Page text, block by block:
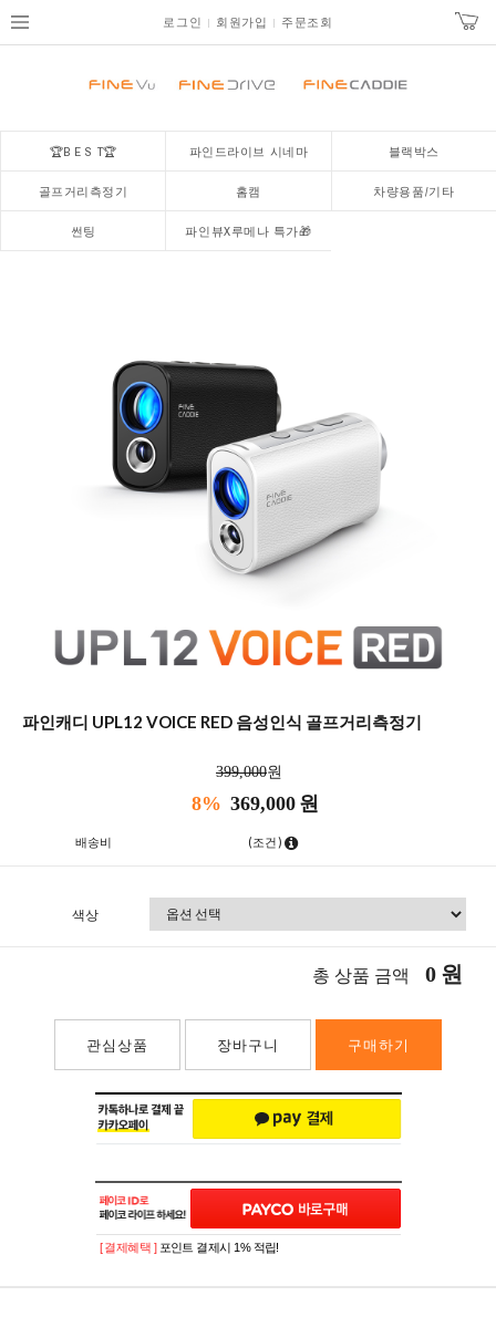
로그인 회원가입 주문조회
🏆B E S T🏆 파인드라이브 시네마 블랙박스
골프거리측정기 홈캠 차량용품/기타
썬팅 파인뷰X루메나 특가🎁
파인캐디 UPL12 VOICE RED 음성인식 골프거리측정기
399,000원
8% 369,000 원
배송비 (조건)
색상
총 상품 금액 0 원
관심상품 장바구니 구매하기
[ 결제혜택 ] 포인트 결제시 1% 적립!